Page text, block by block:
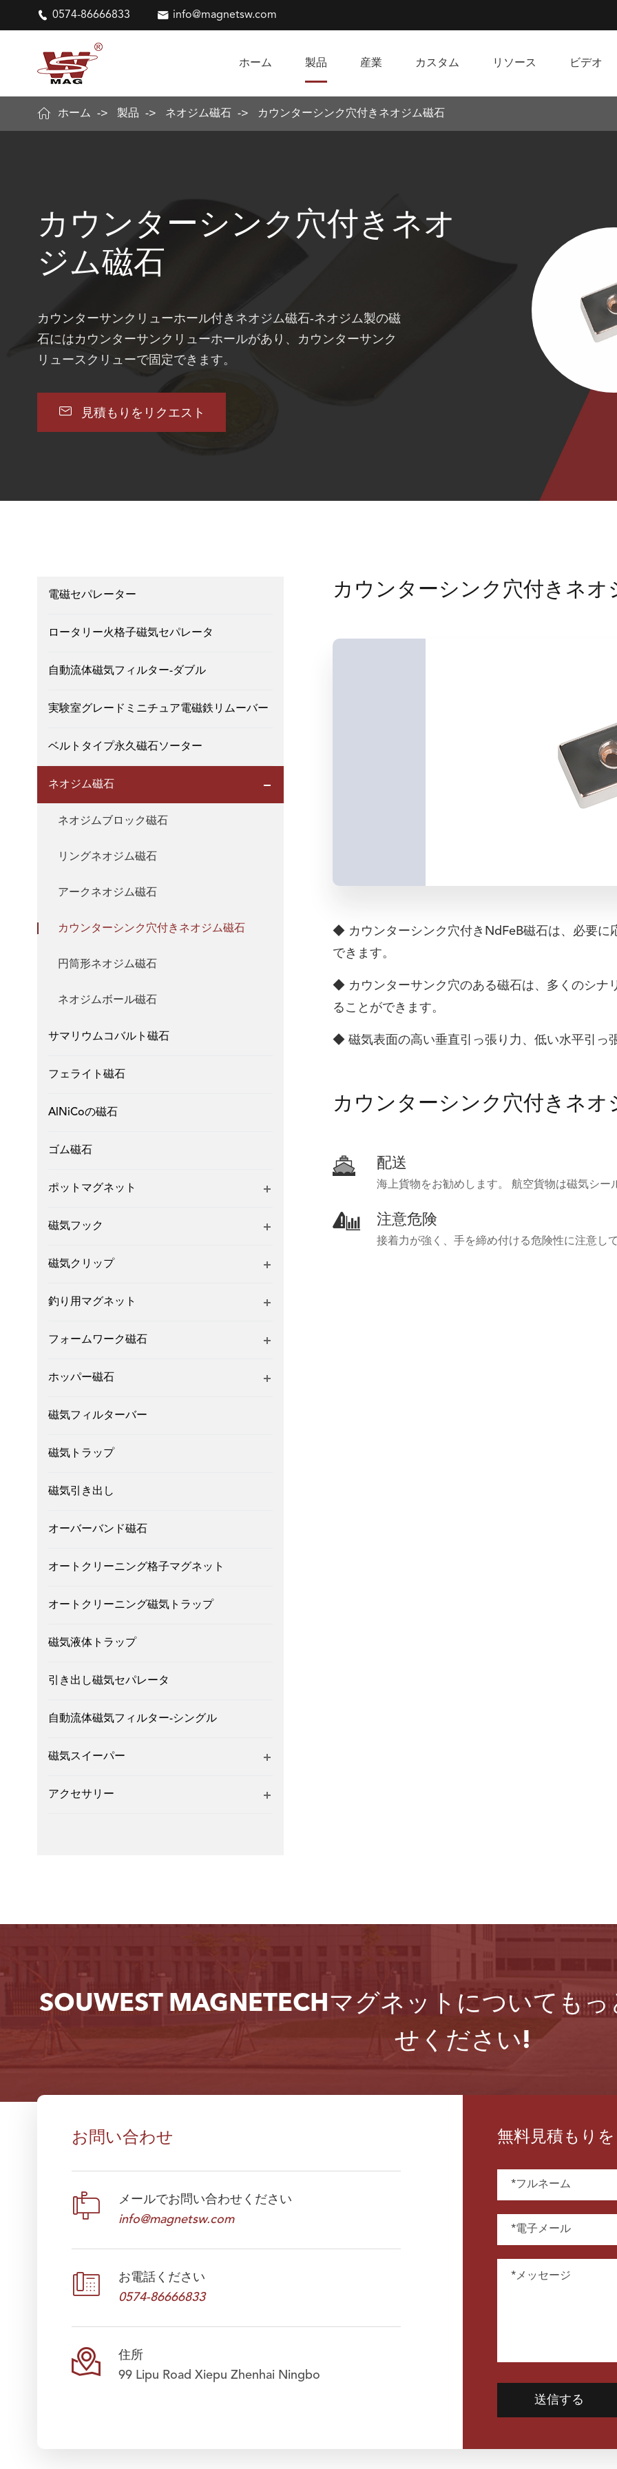
 0574-86666833  info@magnetsw.com
ホーム 製品 産業 カスタム リソース ビデオ
 ホーム 製品 ネオジム磁石 カウンターシンク穴付きネオジム磁石
カウンターシンク穴付きネオ
ジム磁石
カウンターサンクリューホール付きネオジム磁石-ネオジム製の磁
石にはカウンターサンクリューホールがあり、カウンターサンク
リュースクリューで固定できます。
 見積もりをリクエスト
電磁セパレーター
ロータリー火格子磁気セパレータ
自動流体磁気フィルター-ダブル
実験室グレードミニチュア電磁鉄リムーバー
ベルトタイプ永久磁石ソーター
ネオジム磁石
ネオジムブロック磁石
リングネオジム磁石
アークネオジム磁石
カウンターシンク穴付きネオジム磁石
円筒形ネオジム磁石
ネオジムボール磁石
サマリウムコバルト磁石
フェライト磁石
AlNiCoの磁石
ゴム磁石
ポットマグネット
磁気フック
磁気クリップ
釣り用マグネット
フォームワーク磁石
ホッパー磁石
磁気フィルターバー
磁気トラップ
磁気引き出し
オーバーバンド磁石
オートクリーニング格子マグネット
オートクリーニング磁気トラップ
磁気液体トラップ
引き出し磁気セパレータ
自動流体磁気フィルター-シングル
磁気スイーパー
アクセサリー
カウンターシンク穴付きネオ
◆ カウンターシンク穴付きNdFeB磁石は、必要に
できます。
◆ カウンターサンク穴のある磁石は、多くのシナ
ることができます。
◆ 磁気表面の高い垂直引っ張り力、低い水平引っ
カウンターシンク穴付きネオ
配送
海上貨物をお勧めします。 航空貨物は磁気シー
注意危険
接着力が強く、手を締め付ける危険性に注意し
SOUWEST MAGNETECHマグネットについても
せください!
お問い合わせ

メールでお問い合わせください
info@magnetsw.com

お電話ください
0574-86666833

住所
99 Lipu Road Xiepu Zhenhai Ningbo
無料見積もり
送信する